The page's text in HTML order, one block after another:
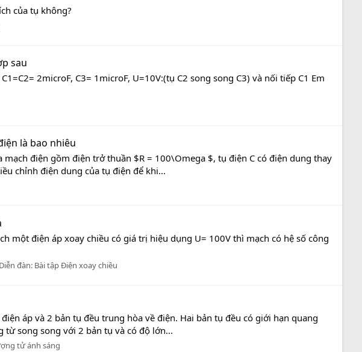
của tụ không?
sau
2microF, C3= 1microF, U=10V:(tụ C2 song song C3) và nối tiếp C1 Em
là bao nhiêu
điện gồm điện trở thuần $R = 100\Omega $, tụ điện C có điện dung thay
chỉnh điện dung của tụ điện để khi...
điện áp xoay chiều có giá trị hiệu dụng U= 100V thì mạch có hệ số công
Diễn đàn: Bài tập Điện xoay chiều
áp và 2 bản tụ đều trung hòa về điện. Hai bản tụ đều có giới hạn quang
song song với 2 bản tụ và có độ lớn...
tử ánh sáng